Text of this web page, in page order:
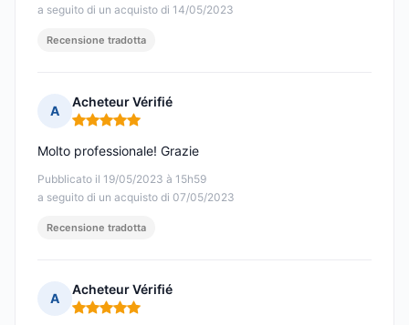
a seguito di un acquisto di 14/05/2023
Recensione tradotta
A
Acheteur Vérifié
Nota: 5 su 5
Pubblicato il 19/05/2023 à 15h59
a seguito di un acquisto di 07/05/2023
Molto professionale! Grazie
Recensione tradotta
A
Acheteur Vérifié
Nota: 5 su 5